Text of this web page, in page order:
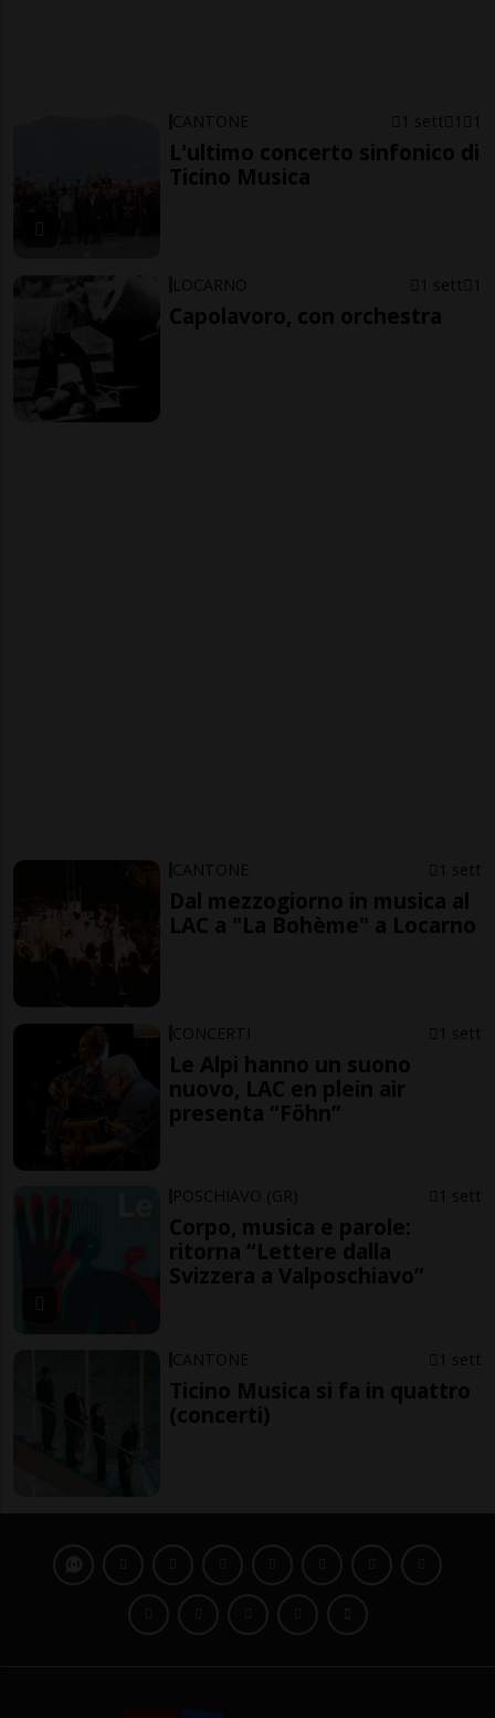
CANTONE 1 sett 1 1
L'ultimo concerto sinfonico di
Ticino Musica
LOCARNO 1 sett 1
Capolavoro, con orchestra
CANTONE 1 sett
Dal mezzogiorno in musica al
LAC a "La Bohème" a Locarno
CONCERTI 1 sett
Le Alpi hanno un suono
nuovo, LAC en plein air
presenta “Föhn”
POSCHIAVO (GR) 1 sett
Corpo, musica e parole:
ritorna “Lettere dalla
Svizzera a Valposchiavo”
CANTONE 1 sett
Ticino Musica si fa in quattro
(concerti)